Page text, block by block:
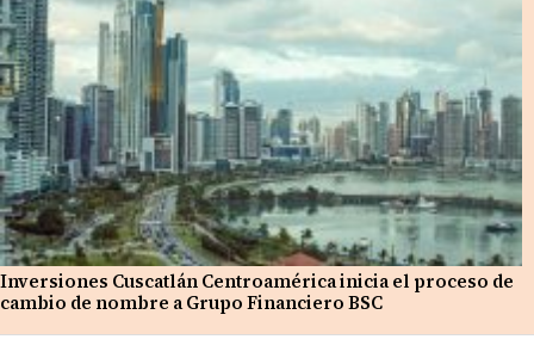
Inversiones Cuscatlán Centroamérica inicia el proceso de
cambio de nombre a Grupo Financiero BSC